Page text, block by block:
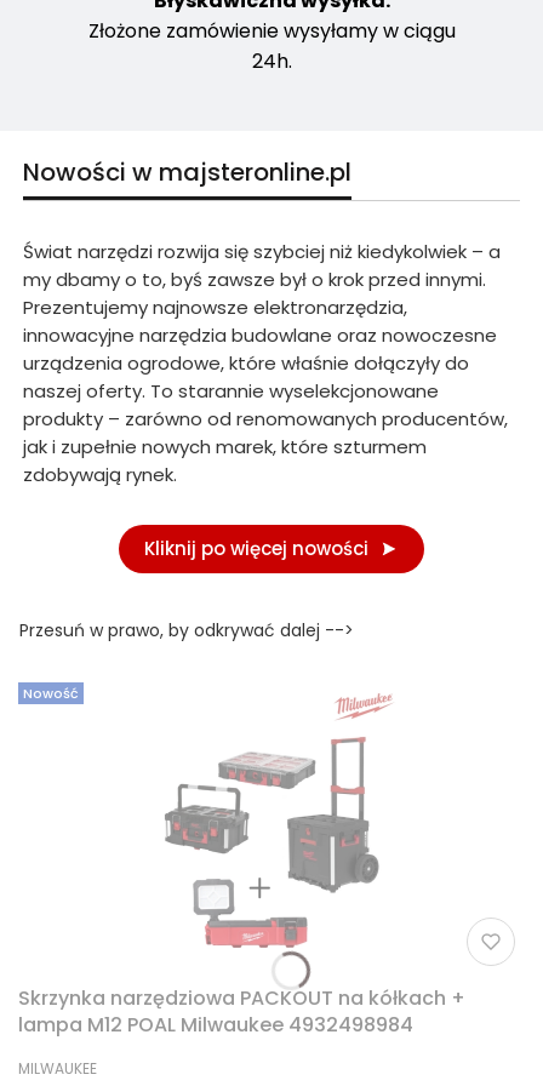
Złożone zamówienie wysyłamy w ciągu
24h.
Nowości w majsteronline.pl
Świat narzędzi rozwija się szybciej niż kiedykolwiek – a
my dbamy o to, byś zawsze był o krok przed innymi.
Prezentujemy najnowsze elektronarzędzia,
innowacyjne narzędzia budowlane oraz nowoczesne
urządzenia ogrodowe, które właśnie dołączyły do
naszej oferty. To starannie wyselekcjonowane
produkty – zarówno od renomowanych producentów,
jak i zupełnie nowych marek, które szturmem
zdobywają rynek.
Kliknij po więcej nowości
Przesuń w prawo, by odkrywać dalej -->
Nowość
Skrzynka narzędziowa PACKOUT na kółkach +
lampa M12 POAL Milwaukee 4932498984
PRODUCENT
MILWAUKEE